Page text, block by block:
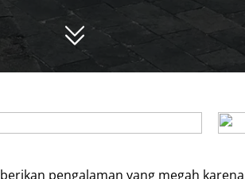
pengalaman yang megah